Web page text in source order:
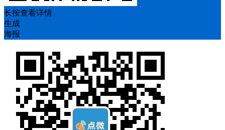
长按查看详情
生成
海报